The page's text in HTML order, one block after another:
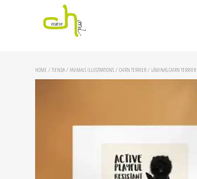
HOME / TIENDA/ ANIMALS ILLUSTRATIONS / CAIRN TERRIER / LÁMINAS CAIRN TERRIER